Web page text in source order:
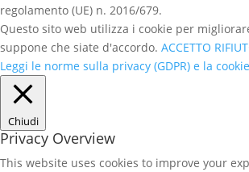
regolamento (UE) n. 2016/679.
Questo sito web utilizza i cookie per
suppone che siate d'accordo. ACCETTO
Leggi le norme sulla privacy (GDPR) e la
Chiudi
Privacy Overview
This website uses cookies to improve your